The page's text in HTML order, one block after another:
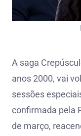
A saga
anos 2000, vai
sessões
confirmada pela
de março,